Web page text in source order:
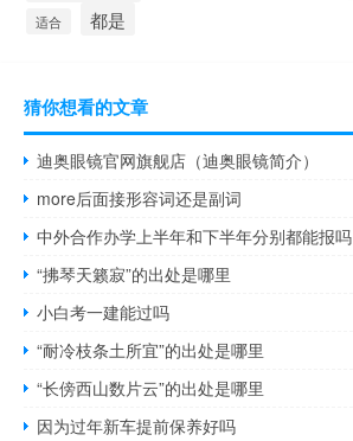
适合 都是
猜你想看的文章
迪奥眼镜官网旗舰店（迪奥眼镜简介）
more后面接形容词还是副词
中外合作办学上半年和下半年分别都能报吗
“拂琴天籁寂”的出处是哪里
小白考一建能过吗
“耐冷枝条土所宜”的出处是哪里
“长傍西山数片云”的出处是哪里
因为过年新车提前保养好吗